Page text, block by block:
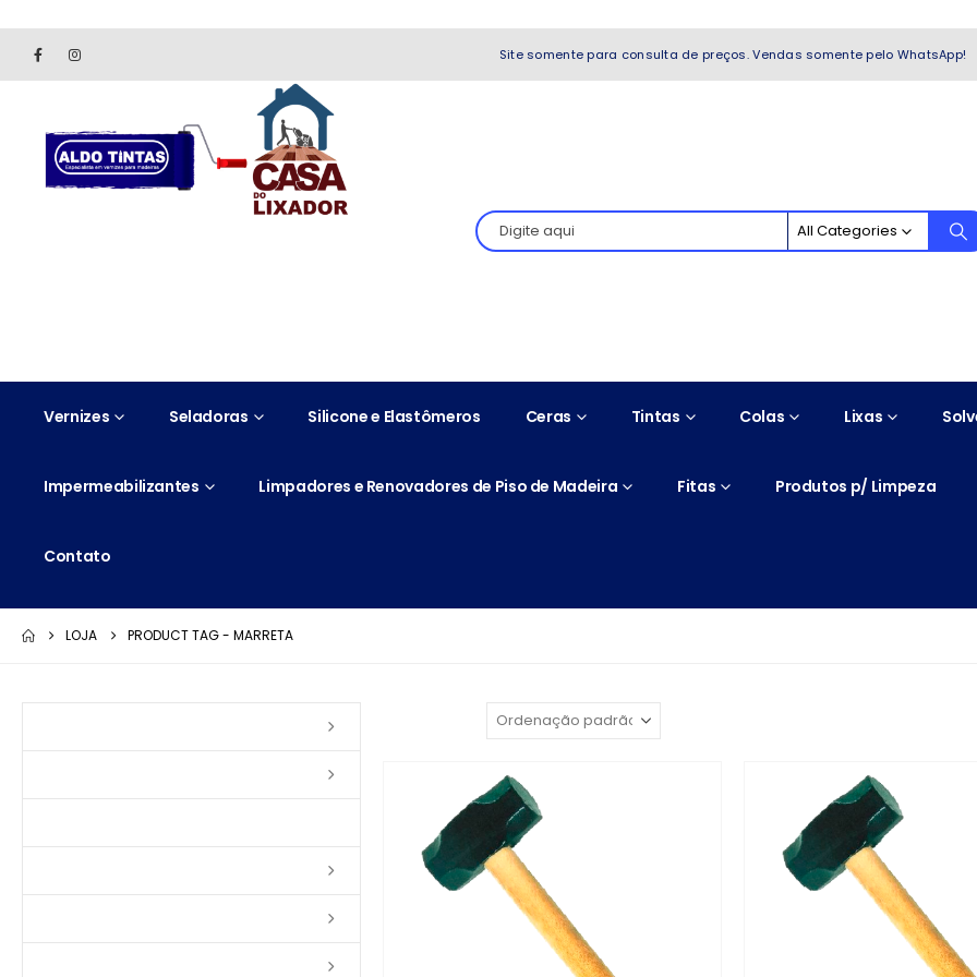
Site somente para consulta de preços. Vendas somente pelo WhatsApp!
All Categories
Vernizes Seladoras Silicone e Elastômeros Ceras Tintas Colas Lixas
Impermeabilizantes Limpadores e Renovadores de Piso de Madeira Fitas Produtos p/ Limpeza
Contato
LOJA PRODUCT TAG - MARRETA